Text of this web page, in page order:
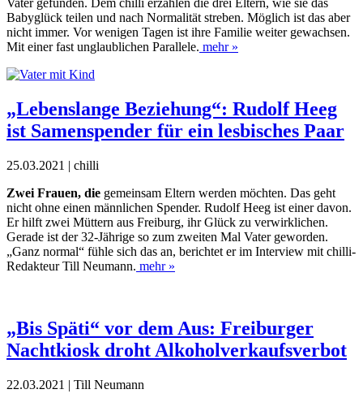
Vater gefunden. Dem chilli erzählen die drei Eltern, wie sie das
Babyglück teilen und nach Normalität streben. Möglich ist das aber
nicht immer. Vor wenigen Tagen ist ihre Familie weiter gewachsen.
Mit einer fast unglaublichen Parallele. mehr »
„Lebenslange Beziehung“: Rudolf Heeg
ist Samenspender für ein lesbisches Paar
25.03.2021 | chilli
Zwei Frauen, die gemeinsam Eltern werden möchten. Das geht
nicht ohne einen männlichen Spender. Rudolf Heeg ist einer davon.
Er hilft zwei Müttern aus Freiburg, ihr Glück zu verwirklichen.
Gerade ist der 32-Jährige so zum zweiten Mal Vater geworden.
„Ganz normal“ fühle sich das an, berichtet er im Interview mit chilli-
Redakteur Till Neumann. mehr »
„Bis Späti“ vor dem Aus: Freiburger
Nachtkiosk droht Alkoholverkaufsverbot
22.03.2021 | Till Neumann